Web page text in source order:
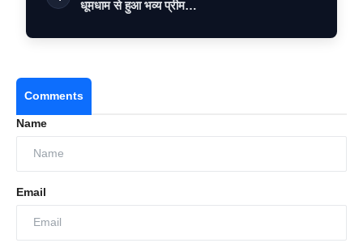
धूमधाम से हुआ भव्य प्रीम…
Comments
Name
Email